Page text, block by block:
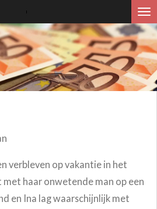
verbleven op vakantie in het
met haar onwetende man op een
en Ina lag waarschijnlijk met